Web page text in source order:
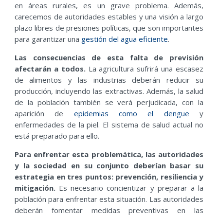
en áreas rurales, es un grave problema. Además,
carecemos de autoridades estables y una visión a largo
plazo libres de presiones políticas, que son importantes
para garantizar una gestión del agua eficiente.
Las consecuencias de esta falta de previsión
afectarán a todos.La agricultura sufrirá una escasez
de alimentos y las industrias deberán reducir su
producción, incluyendo las extractivas. Además, la salud
de la población también se verá perjudicada, con la
aparición de epidemias como el denguey
enfermedades de la piel. El sistema de salud actual no
está preparado para ello.
Para enfrentar esta problemática, las autoridades
y la sociedad en su conjunto deberían basar su
estrategia en tres puntos: prevención, resiliencia y
mitigación. Es necesario concientizar y preparar a la
población para enfrentar esta situación. Las autoridades
deberán fomentar medidas preventivas en las